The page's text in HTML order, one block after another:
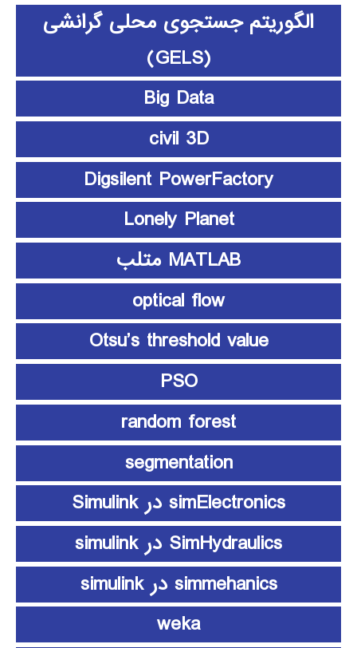
الگوریتم جستجوی محلی گرانشی
(GELS)
Big Data
civil 3D
Digsilent PowerFactory
Lonely Planet
MATLAB متلب
optical flow
Otsu’s threshold value
PSO
random forest
segmentation
simElectronics در Simulink
SimHydraulics در simulink
simmehanics در simulink
weka